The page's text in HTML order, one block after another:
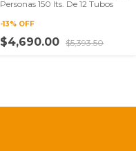
Personas 150 lts. De 12 Tubos
-13% OFF
$4,690.00 $5,393.50